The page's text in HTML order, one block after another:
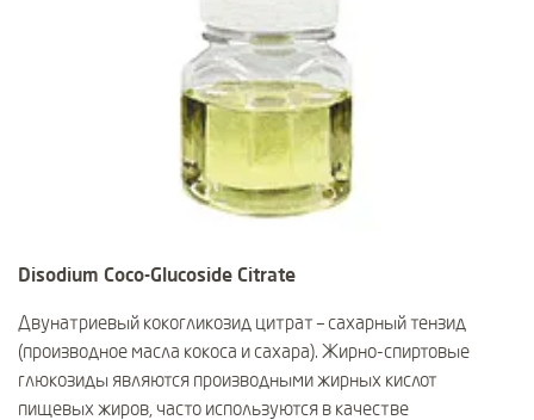
Disodium Coco-Glucoside Citrate
Двунатриевый кокогликозид цитрат – сахарный тензид
(производное масла кокоса и сахара). Жирно-спиртовые
глюкозиды являются производными жирных кислот
пищевых жиров, часто используются в качестве